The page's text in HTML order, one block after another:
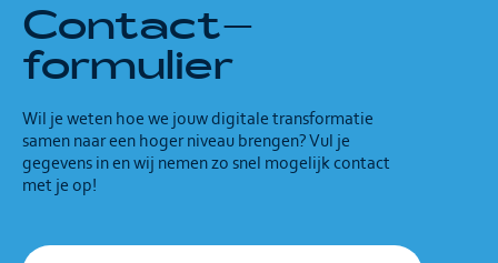
Contact–
formulier
Wil je weten hoe we jouw digitale transformatie
samen naar een hoger niveau brengen? Vul je
gegevens in en wij nemen zo snel mogelijk contact
met je op!